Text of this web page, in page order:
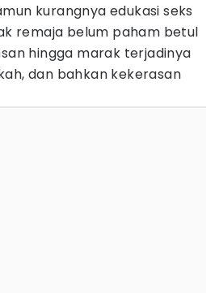
kurangnya edukasi seks
remaja belum paham betul
hingga marak terjadinya
dan bahkan kekerasan